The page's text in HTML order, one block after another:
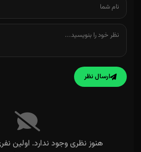
ارسال نظر
هنوز نظری وجود ندارد. اولین